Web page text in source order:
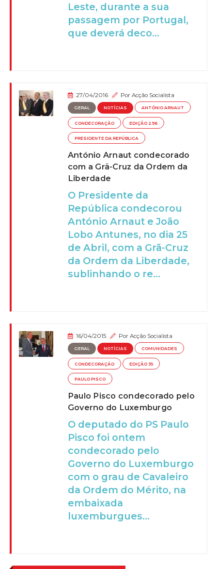
Leste, durante a sua
passagem por Portugal,
que deverá deco...
27/04/2016 PorAcção Socialista
GERAL NOTÍCIAS ANTÓNIO ARNAUT
CONDECORAÇÃO EDIÇÃO 296
PRESIDENTE DA REPÚBLICA
António Arnaut condecorado
com a Grã-Cruz da Ordem da
Liberdade
O Presidente da
República condecorou
António Arnaut e João
Lobo Antunes, no dia 25
de Abril, com a Grã-Cruz
da Ordem da Liberdade,
sublinhando o re...
16/04/2015 PorAcção Socialista
GERAL NOTÍCIAS COMUNIDADES
CONDECORAÇÃO EDIÇÃO 35
PAULO PISCO
Paulo Pisco condecorado pelo
Governo do Luxemburgo
O deputado do PS Paulo
Pisco foi ontem
condecorado pelo
Governo do Luxemburgo
com o grau de Cavaleiro
da Ordem do Mérito, na
embaixada
luxemburgues...